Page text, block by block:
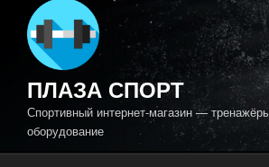
ПЛАЗА СПОРТ
Спортивный интернет-магазин —
оборудование